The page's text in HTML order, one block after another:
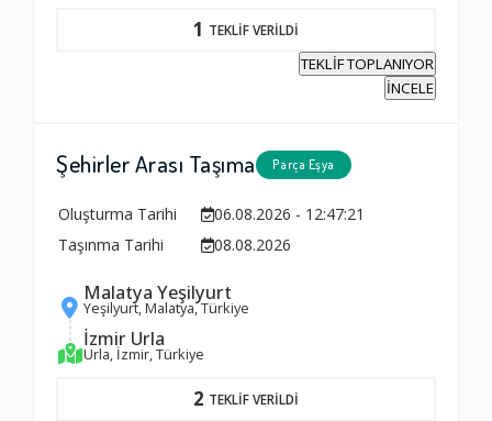
1 TEKLİF VERİLDİ
TEKLİF TOPLANIYOR
İNCELE
Şehirler Arası Taşıma Parça Eşya
Oluşturma Tarihi
06.08.2026 - 12:47:21
Taşınma Tarihi
08.08.2026
Malatya Yeşilyurt
Yeşilyurt, Malatya, Türkiye
İzmir Urla
Urla, İzmir, Türkiye
2 TEKLİF VERİLDİ